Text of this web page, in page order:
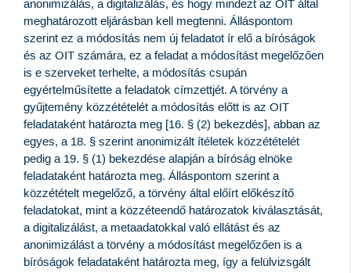
anonimizálás, a digitalizálás, és hogy mindezt az OIT által
meghatározott eljárásban kell megtenni. Álláspontom
szerint ez a módosítás nem új feladatot ír elő a bíróságok
és az OIT számára, ez a feladat a módosítást megelőzően
is e szerveket terhelte, a módosítás csupán
egyértelműsítette a feladatok címzettjét. A törvény a
gyűjtemény közzétételét a módosítás előtt is az OIT
feladataként határozta meg [16. § (2) bekezdés], abban az
egyes, a 18. § szerint anonimizált ítéletek közzétételét
pedig a 19. § (1) bekezdése alapján a bíróság elnöke
feladataként határozta meg. Álláspontom szerint a
közzétételt megelőző, a törvény által előírt előkészítő
feladatokat, mint a közzéteendő határozatok kiválasztását,
a digitalizálást, a metaadatokkal való ellátást és az
anonimizálást a törvény a módosítást megelőzően is a
bíróságok feladataként határozta meg, így a felülvizsgált